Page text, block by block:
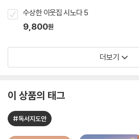
수상한 이웃집 시노다 5
9,800원
더보기
이 상품의 태그
#독서지도안